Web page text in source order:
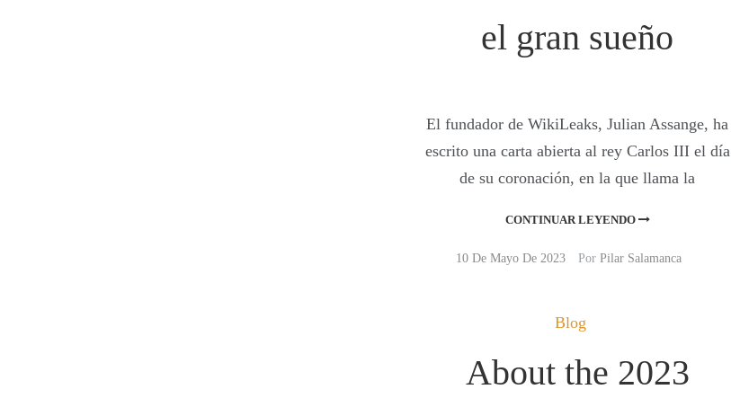
el gran sueño
El fundador de WikiLeaks, Julian Assange, ha
escrito una carta abierta al rey Carlos III el día
de su coronación, en la que llama la
CONTINUAR LEYENDO
10 De Mayo De 2023 Por Pilar Salamanca
Blog
About the 2023